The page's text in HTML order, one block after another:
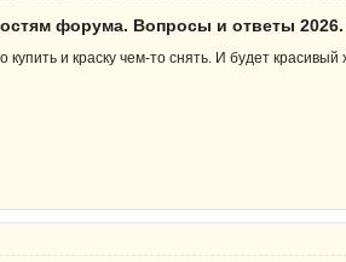
форума. Вопросы и ответы 2026.
купить и краску чем-то снять. И будет